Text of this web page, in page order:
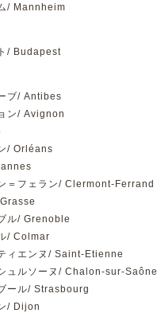
/ Mannheim
/ Budapest
ブ/ Antibes
ン/ Avignon
/ Orléans
＝フェラン/ Clermont-Ferrand
ル/ Grenoble
/ Colmar
ィエンヌ/ Saint-Etienne
ュルソーヌ/ Chalon-sur-Saône
ール/ Strasbourg
/ Dijon